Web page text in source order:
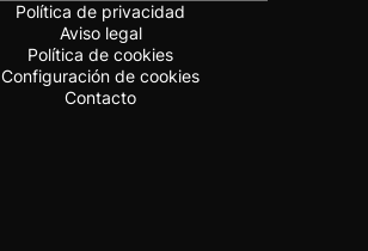
Política de privacidad
Aviso legal
Política de cookies
Configuración de cookies
Contacto